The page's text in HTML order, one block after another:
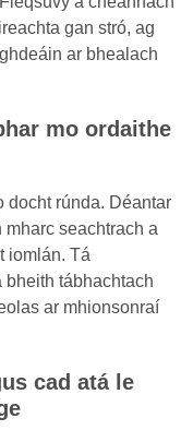
gan stró, ag
ar bhealach
mo ordaithe
docht rúnda. Déantar
seachtrach a
iomlán. Tá
bheith tábhachtach
ar mhionsonraí
cad atá le